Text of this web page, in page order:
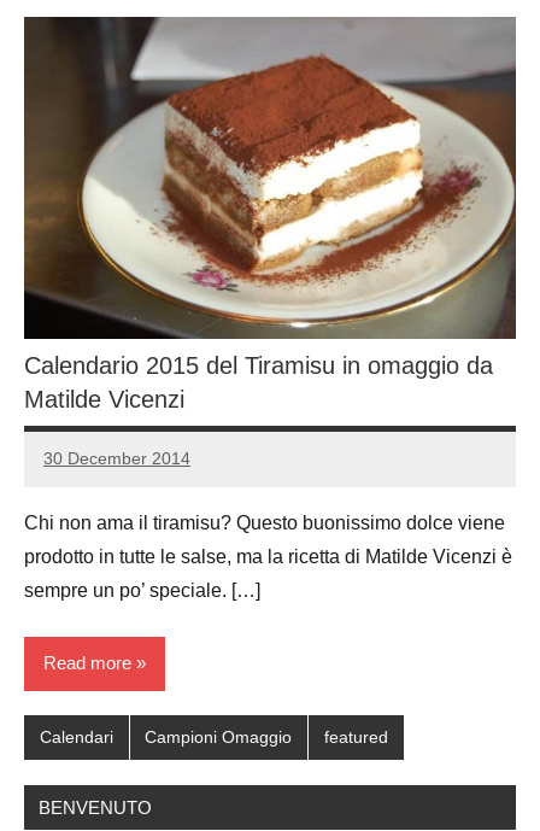
Calendario 2015 del Tiramisu in omaggio da
Matilde Vicenzi
30 December 2014
Luca
No
Chi non ama il tiramisu? Questo buonissimo dolce viene
prodotto in tutte le salse, ma la ricetta di Matilde Vicenzi è
sempre un po’ speciale. […]
Read more
Calendari Campioni Omaggio featured
BENVENUTO